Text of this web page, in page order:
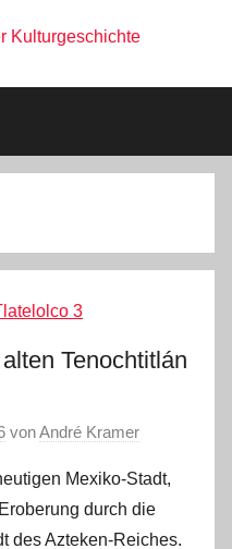
Tenochtitlán
vonAndré Kramer
Mexiko-Stadt,
durch die
des Azteken-Reiches.